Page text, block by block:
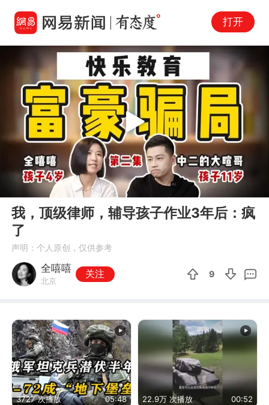
打开
27:32
Play
我，顶级律师，辅导孩子作业3年后：疯
了
声明：个人原创，仅供参考
全嘻嘻
北京
关注 9
3727 次播放 05:48 22.9万 次播放 00:52